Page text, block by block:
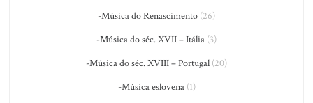
-Música do Renascimento (26)
-Música do séc. XVII – Itália (3)
-Música do séc. XVIII – Portugal (20)
-Música eslovena(1)